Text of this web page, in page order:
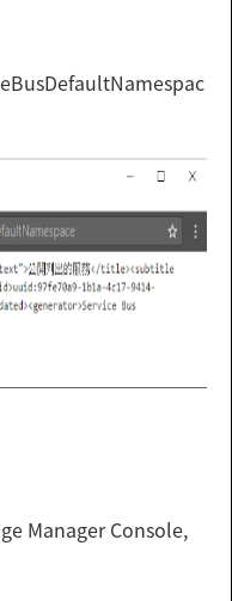
Manager Console,